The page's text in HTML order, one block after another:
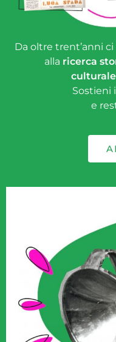
Da oltre trent’anni
alla ricerca
culturale
Sostieni
e